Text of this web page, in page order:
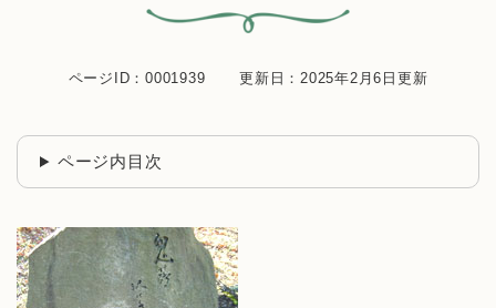
ページID：0001939 更新日：2025年2月6日更新
ページ内目次